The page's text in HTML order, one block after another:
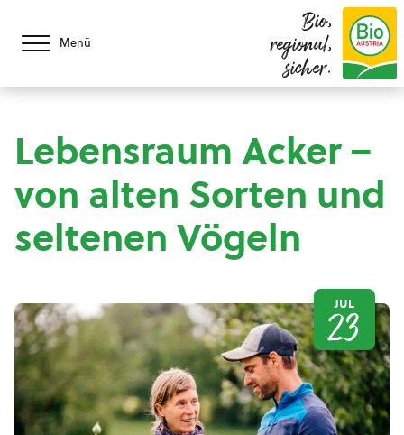
Menü
Bio,
regional,
sicher.
Lebensraum Acker –
von alten Sorten und
seltenen Vögeln
JUL
23